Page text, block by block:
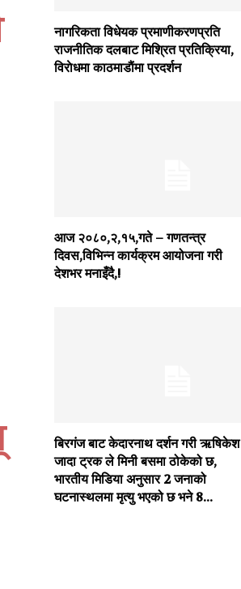
नागरिकता विधेयक प्रमाणीकरणप्रति
राजनीतिक दलबाट मिश्रित प्रतिक्रिया,
विराेधमा काठमाडाैंमा प्रदर्शन
आज २०८०,२,१५,गते – गणतन्त्र
दिवस,विभिन्न कार्यक्रम आयोजना गरी
देशभर मनाइँदै,!
बिरगंज बाट केदारनाथ दर्शन गरी ऋषिकेश
जादा ट्रक ले मिनी बसमा ठोकेको छ,
भारतीय मिडिया अनुसार 2 जनाको
घटनास्थलमा मृत्यु भएको छ भने 8...